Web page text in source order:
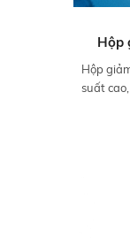
Hộp
Hộp
suất